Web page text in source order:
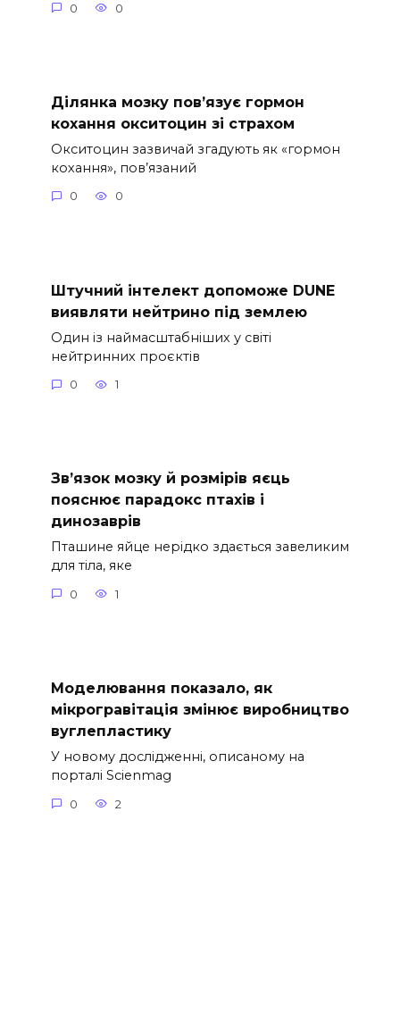
0 0
Ділянка мозку пов’язує гормон
кохання окситоцин зі страхом
Окситоцин зазвичай згадують як «гормон
кохання», пов’язаний
0 0
Штучний інтелект допоможе DUNE
виявляти нейтрино під землею
Один із наймасштабніших у світі
нейтринних проєктів
0 1
Зв’язок мозку й розмірів яєць
пояснює парадокс птахів і
динозаврів
Пташине яйце нерідко здається завеликим
для тіла, яке
0 1
Моделювання показало, як
мікрогравітація змінює виробництво
вуглепластику
У новому дослідженні, описаному на
порталі Scienmag
0 2